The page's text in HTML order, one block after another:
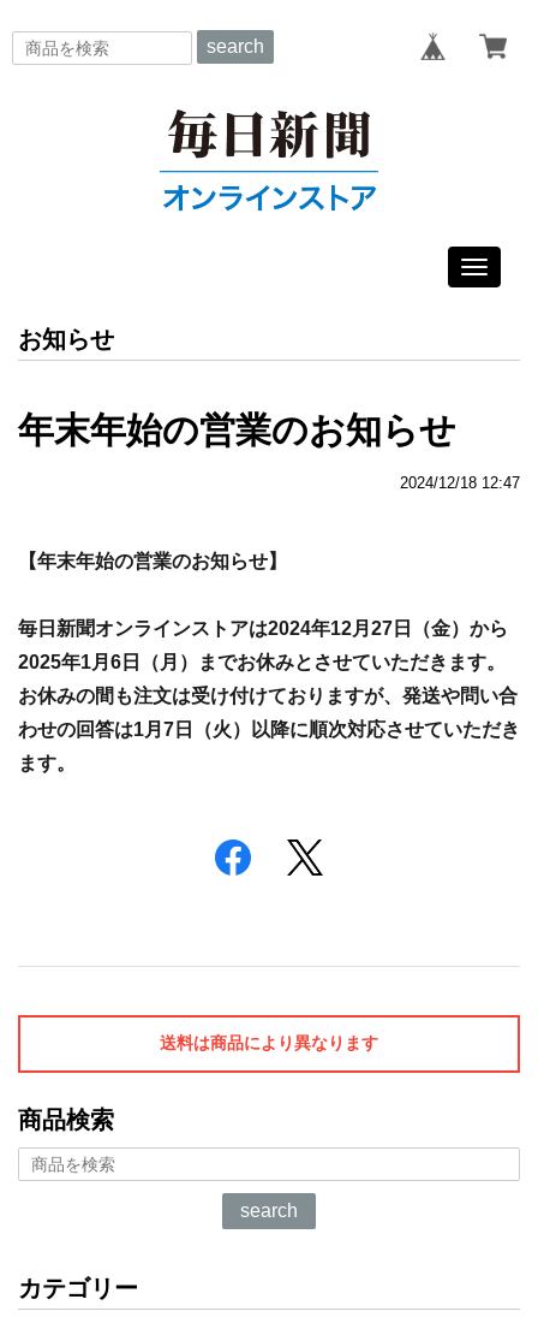
search
Toggle
お知らせ
年末年始の営業のお知らせ
2024/12/18 12:47
【年末年始の営業のお知らせ】
毎日新聞オンラインストアは2024年12月27日（金）から
2025年1月6日（月）までお休みとさせていただきます。
お休みの間も注文は受け付けておりますが、発送や問い合
わせの回答は1月7日（火）以降に順次対応させていただき
ます。
送料は商品により異なります
商品検索
search
カテゴリー